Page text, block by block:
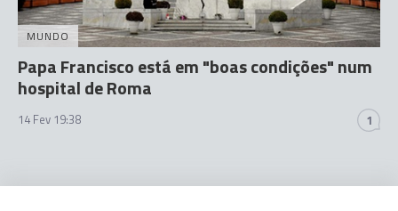
MUNDO
Papa Francisco está em "boas condições" num
hospital de Roma
14 Fev 19:38 1